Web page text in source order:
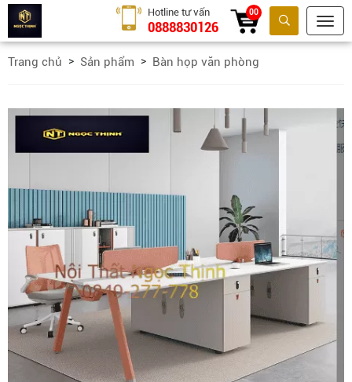
Tìm kiếm
Hotline tư vấn
0888830126
00
Trang chủ Sản phẩm Bàn họp văn phòng